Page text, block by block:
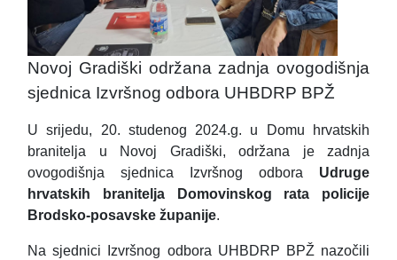
Novoj Gradiški održana zadnja ovogodišnja
sjednica Izvršnog odbora UHBDRP BPŽ
U srijedu, 20. studenog 2024.g. u Domu hrvatskih
branitelja u Novoj Gradiški, održana je zadnja
ovogodišnja sjednica Izvršnog odbora Udruge
hrvatskih branitelja Domovinskog rata policije
Brodsko-posavske županije.
Na sjednici Izvršnog odbora UHBDRP BPŽ nazočili